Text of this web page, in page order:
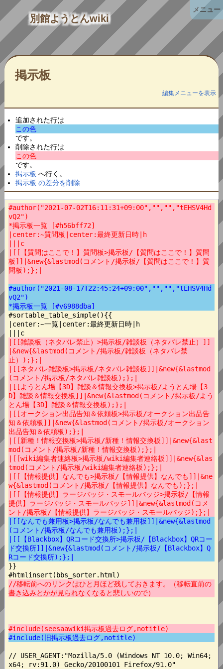
別館ようとんwiki
掲示板
編集メニューを表示
追加された行は
この色
です。
削除された行は
この色
です。
掲示板 へ行く。
掲示板 の差分を削除
#author("2021-07-02T16:11:31+09:00","","","tEHSV4Hd
vQ2")
*掲示板一覧 [#h56bff72]
|center:~質問板|center:最終更新日時|h
|||c
|[[【質問はここで！】質問板>掲示板/【質問はここで！】質問
板]]|&new{&lastmod(コメント/掲示板/【質問はここで！】質
問板);};|
----
#author("2021-08-17T22:45:24+09:00","","","tEHSV4Hd
vQ2")
*掲示板一覧 [#v6988dba]
#sortable_table_simple(){{
|center:~一覧|center:最終更新日時|h
|[[雑談板（ネタバレ禁止）>掲示板/雑談板（ネタバレ禁止）]]
|&new{&lastmod(コメント/掲示板/雑談板（ネタバレ禁
止）);};|
|[[ネタバレ雑談板>掲示板/ネタバレ雑談板]]|&new{&lastmod
(コメント/掲示板/ネタバレ雑談板);};|
|[[ようとん場【3D】雑談＆情報交換板>掲示板/ようとん場【3
D】雑談＆情報交換板]]|&new{&lastmod(コメント/掲示板/よう
とん場【3D】雑談＆情報交換板);};|
|[[オークション出品告知＆依頼板>掲示板/オークション出品告
知＆依頼板]]|&new{&lastmod(コメント/掲示板/オークション
出品告知＆依頼板);};|
|[[新種！情報交換板>掲示板/新種！情報交換板]]|&new{&last
mod(コメント/掲示板/新種！情報交換板);};|
|[[wiki編集者連絡板>掲示板/wiki編集者連絡板]]|&new{&las
tmod(コメント/掲示板/wiki編集者連絡板);};|
|[[【情報提供】なんでも>掲示板/【情報提供】なんでも]]|&ne
w{&lastmod(コメント/掲示板/【情報提供】なんでも);};|
|[[【情報提供】ラージバッジ・スモールバッジ>掲示板/【情報
提供】ラージバッジ・スモールバッジ]]|&new{&lastmod(コメ
ント/掲示板/【情報提供】ラージバッジ・スモールバッジ);};|
|[[なんでも兼用板>掲示板/なんでも兼用板]]|&new{&lastmod
(コメント/掲示板/なんでも兼用板);};|
|[[【Blackbox】QRコード交換所>掲示板/【Blackbox】QRコー
ド交換所]]|&new{&lastmod(コメント/掲示板/【Blackbox】Q
Rコード交換所);};|
}}
//移転前へのリンクはひと月ほど残しておきます。（移転直前の
書き込みとかが見られなくなると悲しいので）
#include(seesaawiki掲示板過去ログ,notitle)
#include(旧掲示板過去ログ,notitle)
// USER_AGENT:"Mozilla/5.0 (Windows NT 10.0; Win64;
メニュー